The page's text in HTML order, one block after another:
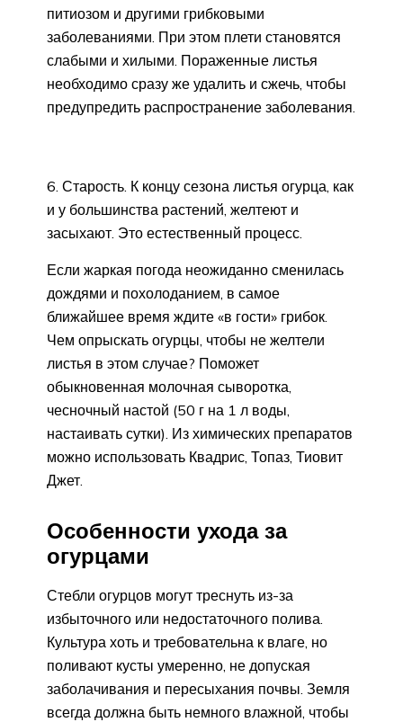
питиозом и другими грибковыми
заболеваниями. При этом плети становятся
слабыми и хилыми. Пораженные листья
необходимо сразу же удалить и сжечь, чтобы
предупредить распространение заболевания.
6. Старость. К концу сезона листья огурца, как
и у большинства растений, желтеют и
засыхают. Это естественный процесс.
Если жаркая погода неожиданно сменилась
дождями и похолоданием, в самое
ближайшее время ждите «в гости» грибок.
Чем опрыскать огурцы, чтобы не желтели
листья в этом случае? Поможет
обыкновенная молочная сыворотка,
чесночный настой (50 г на 1 л воды,
настаивать сутки). Из химических препаратов
можно использовать Квадрис, Топаз, Тиовит
Джет.
Особенности ухода за
огурцами
Стебли огурцов могут треснуть из-за
избыточного или недостаточного полива.
Культура хоть и требовательна к влаге, но
поливают кусты умеренно, не допуская
заболачивания и пересыхания почвы. Земля
всегда должна быть немного влажной, чтобы